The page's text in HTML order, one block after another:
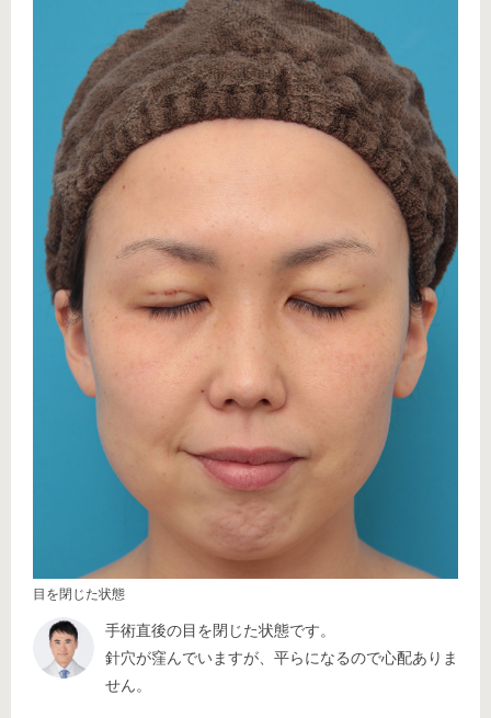
目を閉じた状態
手術直後の目を閉じた状態です。
針穴が窪んでいますが、平らになるので心配ありま
せん。